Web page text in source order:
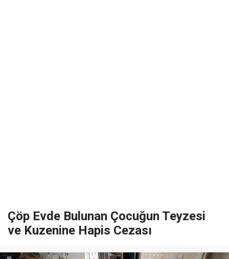
Çöp Evde Bulunan Çocuğun Teyzesi
ve Kuzenine Hapis Cezası